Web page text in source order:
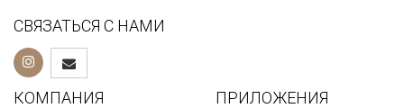
СВЯЗАТЬСЯ С НАМИ
КОМПАНИЯ ПРИЛОЖЕНИЯ